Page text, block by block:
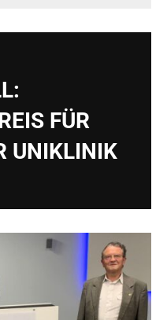
FÜR
UNIKLINIK